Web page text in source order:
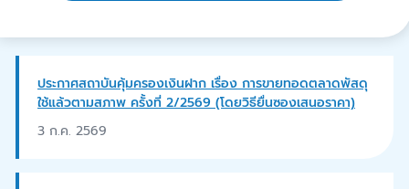
ประกาศสถาบันคุ้มครองเงินฝาก เรื่อง การขายทอดตลาดพัสดุ
ใช้แล้วตามสภาพ ครั้งที่ 2/2569 (โดยวิธียื่นซองเสนอราคา)
3 ก.ค. 2569